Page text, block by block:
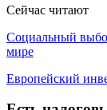
Сейчас читают
Социальный
мире
Европейский